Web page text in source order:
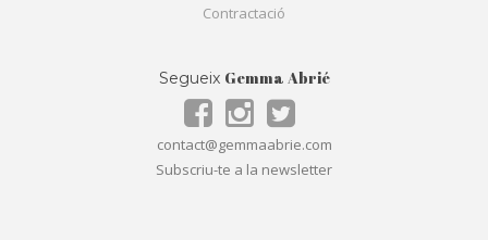
Contractació
Segueix Gemma Abrié
contact@gemmaabrie.com
Subscriu-te a la newsletter